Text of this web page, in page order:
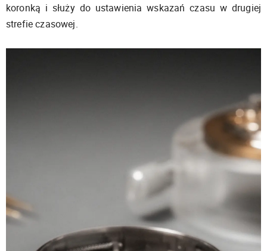
koronką i służy do ustawienia wskazań czasu w drugiej
strefie czasowej.